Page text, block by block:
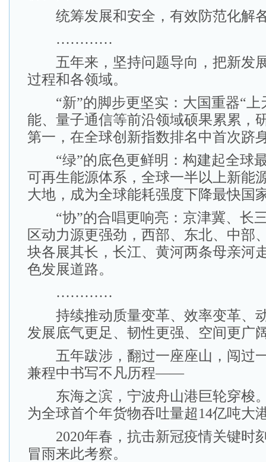
统筹发展和安全，有效防范化解
…………
五年来，坚持问题导向，把新发
过程和各领域。
“新”的脚步更坚实：大国重器“上
能、量子通信等前沿领域硕果累累，
第一，在全球创新指数排名中首次跻
“绿”的底色更鲜明：构建起全球
可再生能源体系，全球一半以上新能
大地，成为全球能耗强度下降最快国
“协”的合唱更响亮：京津冀、长
区动力源更强劲，西部、东北、中部
块各展其长，长江、黄河两条母亲河
色发展道路。
…………
持续推动质量变革、效率变革、
发展底气更足、韧性更强、空间更广
五年跋涉，翻过一座座山，闯过
兼程中书写不凡历程——
东海之滨，宁波舟山港巨轮穿梭。
为全球首个年货物吞吐量超14亿吨大
2020年春，抗击新冠疫情关键时
冒雨来此考察。